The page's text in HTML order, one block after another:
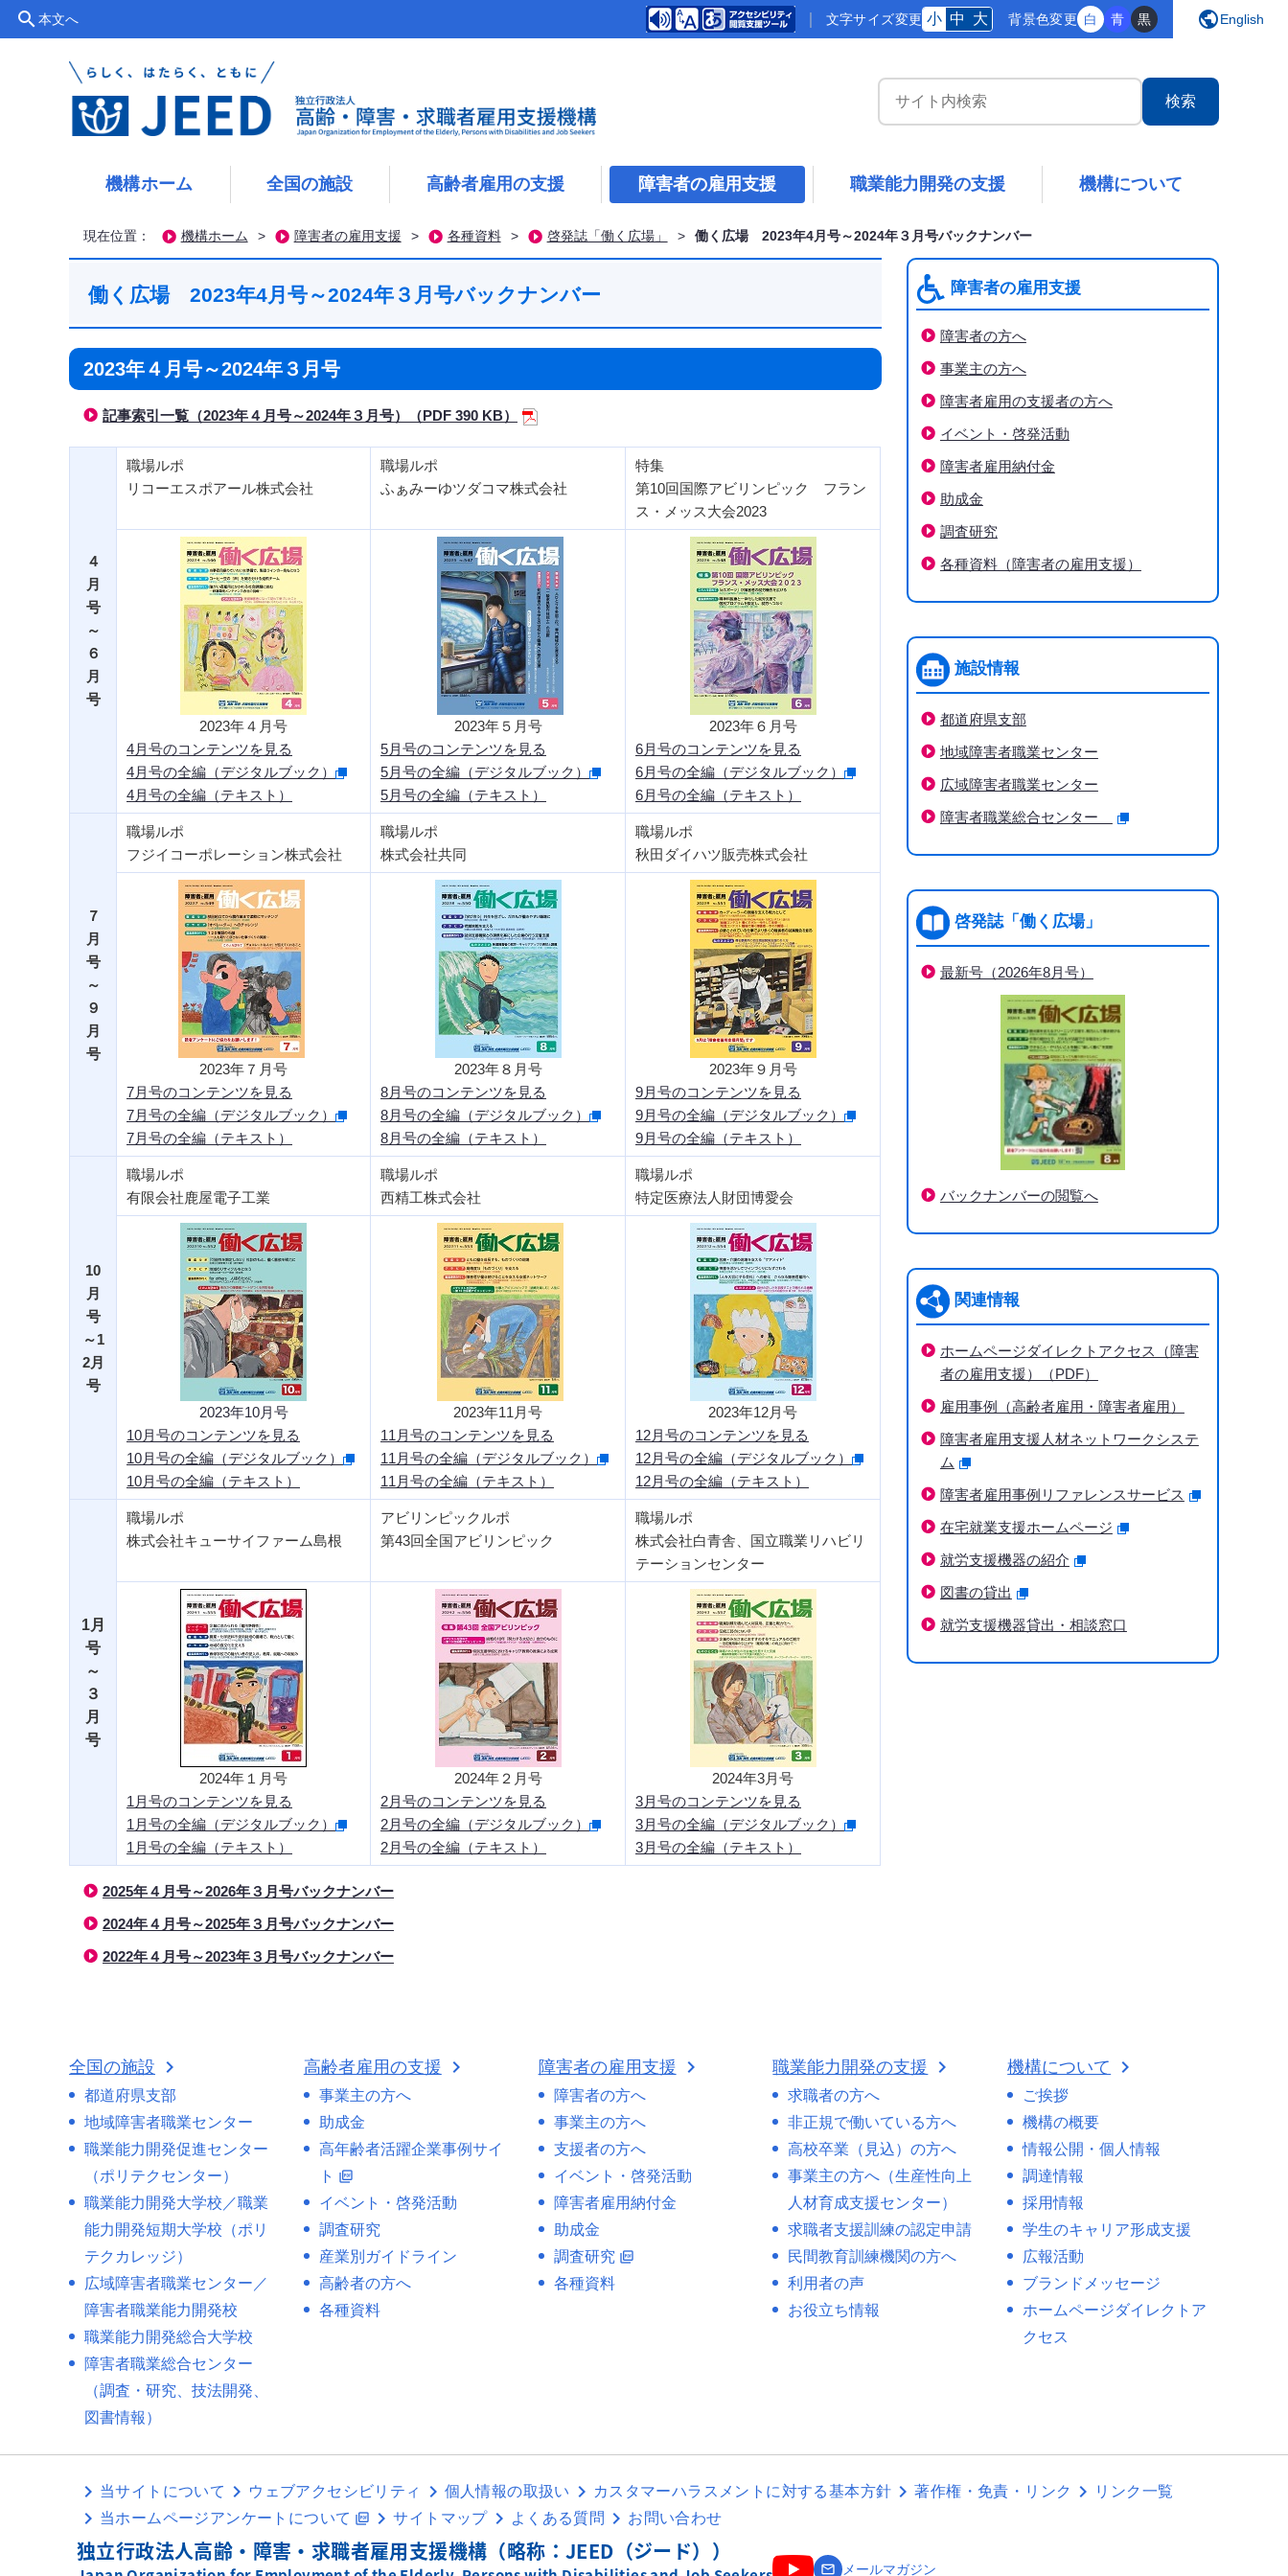
search本文へ 文字サイズ変更 小 中 大 背景色変更 白 青 黒 publicEnglish
サイト内検索
機構ホーム 全国の施設 高齢者雇用の支援 障害者の雇用支援 職業能力開発の支援 機構について
現在位置： 機構ホーム > 障害者の雇用支援 > 各種資料 > 啓発誌「働く広場」 > 働く広場 2023年4月号～2024年３月号バックナンバー
働く広場 2023年4月号～2024年３月号バックナンバー
2023年４月号～2024年３月号
記事索引一覧（2023年４月号～2024年３月号）（PDF 390 KB）
４
月
号
～
６
月
号
職場ルポ
リコーエスポアール株式会社
職場ルポ
ふぁみーゆツダコマ株式会社
特集
第10回国際アビリンピック フラン
ス・メッス大会2023
2023年４月号
4月号のコンテンツを見る
4月号の全編（デジタルブック）
4月号の全編（テキスト）
2023年５月号
5月号のコンテンツを見る
5月号の全編（デジタルブック）
5月号の全編（テキスト）
2023年６月号
6月号のコンテンツを見る
6月号の全編（デジタルブック）
6月号の全編（テキスト）
７
月
号
～
９
月
号
職場ルポ
フジイコーポレーション株式会社
職場ルポ
株式会社共同
職場ルポ
秋田ダイハツ販売株式会社
2023年７月号
7月号のコンテンツを見る
7月号の全編（デジタルブック）
7月号の全編（テキスト）
2023年８月号
8月号のコンテンツを見る
8月号の全編（デジタルブック）
8月号の全編（テキスト）
2023年９月号
9月号のコンテンツを見る
9月号の全編（デジタルブック）
9月号の全編（テキスト）
10
月
号
～1
2月
号
職場ルポ
有限会社鹿屋電子工業
職場ルポ
西精工株式会社
職場ルポ
特定医療法人財団博愛会
2023年10月号
10月号のコンテンツを見る
10月号の全編（デジタルブック）
10月号の全編（テキスト）
2023年11月号
11月号のコンテンツを見る
11月号の全編（デジタルブック）
11月号の全編（テキスト）
2023年12月号
12月号のコンテンツを見る
12月号の全編（デジタルブック）
12月号の全編（テキスト）
1月
号
～
３
月
号
職場ルポ
株式会社キューサイファーム島根
アビリンピックルポ
第43回全国アビリンピック
職場ルポ
株式会社白青舎、国立職業リハビリ
テーションセンター
2024年１月号
1月号のコンテンツを見る
1月号の全編（デジタルブック）
1月号の全編（テキスト）
2024年２月号
2月号のコンテンツを見る
2月号の全編（デジタルブック）
2月号の全編（テキスト）
2024年3月号
3月号のコンテンツを見る
3月号の全編（デジタルブック）
3月号の全編（テキスト）
2025年４月号～2026年３月号バックナンバー
2024年４月号～2025年３月号バックナンバー
2022年４月号～2023年３月号バックナンバー
障害者の雇用支援
障害者の方へ
事業主の方へ
障害者雇用の支援者の方へ
イベント・啓発活動
障害者雇用納付金
助成金
調査研究
各種資料（障害者の雇用支援）
施設情報
都道府県支部
地域障害者職業センター
広域障害者職業センター
障害者職業総合センター
啓発誌「働く広場」
最新号（2026年8月号）
バックナンバーの閲覧へ
関連情報
ホームページダイレクトアクセス（障害
者の雇用支援）（PDF）
雇用事例（高齢者雇用・障害者雇用）
障害者雇用支援人材ネットワークシステ
ム
障害者雇用事例リファレンスサービス
在宅就業支援ホームページ
就労支援機器の紹介
図書の貸出
就労支援機器貸出・相談窓口
全国の施設
都道府県支部
地域障害者職業センター
職業能力開発促進センター
（ポリテクセンター）
職業能力開発大学校／職業
能力開発短期大学校（ポリ
テクカレッジ）
広域障害者職業センター／
障害者職業能力開発校
職業能力開発総合大学校
障害者職業総合センター
（調査・研究、技法開発、
図書情報）
高齢者雇用の支援
事業主の方へ
助成金
高年齢者活躍企業事例サイ
ト picture_as_pdf
イベント・啓発活動
調査研究
産業別ガイドライン
高齢者の方へ
各種資料
障害者の雇用支援
障害者の方へ
事業主の方へ
支援者の方へ
イベント・啓発活動
障害者雇用納付金
助成金
調査研究 picture_as_pdf
各種資料
職業能力開発の支援
求職者の方へ
非正規で働いている方へ
高校卒業（見込）の方へ
事業主の方へ（生産性向上
人材育成支援センター）
求職者支援訓練の認定申請
民間教育訓練機関の方へ
利用者の声
お役立ち情報
機構について
ご挨拶
機構の概要
情報公開・個人情報
調達情報
採用情報
学生のキャリア形成支援
広報活動
ブランドメッセージ
ホームページダイレクトア
クセス
当サイトについて ウェブアクセシビリティ 個人情報の取扱い カスタマーハラスメントに対する基本方針 著作権・免責・リンク
リンク一覧
当ホームページアンケートについて picture_as_pdf サイトマップ よくある質問 お問い合わせ
独立行政法人高齢・障害・求職者雇用支援機構（略称：JEED（ジード））
email メールマガジン